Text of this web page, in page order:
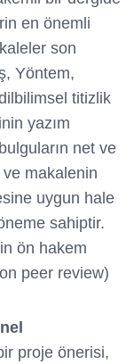
en önemli
son
Yöntem,
titizlik
yazım
net ve
makalenin
uygun hale
sahiptir.
ön hakem
peer review)
proje önerisi,